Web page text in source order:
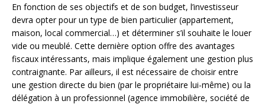
En fonction de ses objectifs et de son budget, l’investisseur
devra opter pour un type de bien particulier (appartement,
maison, local commercial…) et déterminer s’il souhaite le louer
vide ou meublé. Cette dernière option offre des avantages
fiscaux intéressants, mais implique également une gestion plus
contraignante. Par ailleurs, il est nécessaire de choisir entre
une gestion directe du bien (par le propriétaire lui-même) ou la
délégation à un professionnel (agence immobilière, société de